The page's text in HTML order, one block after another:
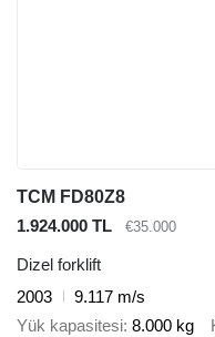
TCM FD80Z8
1.924.000 TL
€35.000
Dizel forklift
2003
9.117 m/s
Yük kapasitesi 8.000 kg